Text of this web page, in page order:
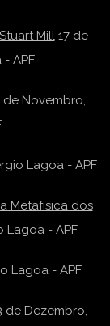
Mill 17 de
APF
de Novembro,
Lagoa - APF
Metafísica dos
Lagoa - APF
Lagoa - APF
de Dezembro,